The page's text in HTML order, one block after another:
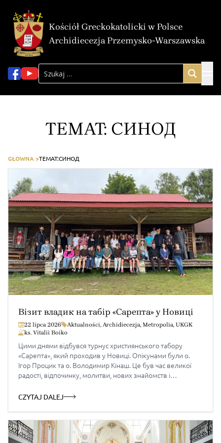
Kościół Greckokatolicki w Polsce
Archidiecezja Przemysko-Warszawska
TEMAT: СИНОД
GŁOWNA >TEMAT:СИНОД
Візит владик на табір «Сарепта» у Новиці
22 lipca 2026 Aktualności, Archidiecezja, Metropolia, UKGK
ks. Vitalii Boiko
Цими днями відбувся турнус християнського табору
«Сарепта», який проходив у Новиці. Опікунами були о.
Ігор Процик та о. Володимир Кінаш. Це був час великої
радості, відпочинку, молитви, нових знайомств і
гарних вражень, теплих спогадів та позитивних емоцій.
Вроцлавсько-Кошалінської єпархії — владики
Володимира […]
CZYTAJ DALEJ